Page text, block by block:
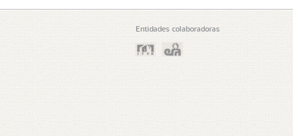
Entidades colaboradoras